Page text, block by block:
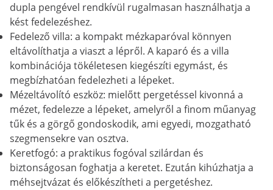
dupla pengével rendkívül rugalmasan használhatja a
kést fedelezéshez.
Fedelező villa: a kompakt mézkaparóval könnyen
eltávolíthatja a viaszt a lépről. A kaparó és a villa
kombinációja tökéletesen kiegészíti egymást, és
megbízhatóan fedelezheti a lépeket.
Mézeltávolító eszköz: mielőtt pergetéssel kivonná a
mézet, fedelezze a lépeket, amelyről a finom műanyag
tűk és a görgő gondoskodik, ami egyedi, mozgatható
szegmensekre van osztva.
Keretfogó: a praktikus fogóval szilárdan és
biztonságosan foghatja a keretet. Ezután kihúzhatja a
méhsejtvázat és előkészítheti a pergetéshez.